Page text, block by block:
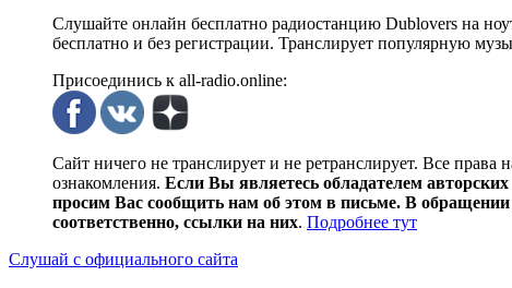
Слушайте онлайн бесплатно радиостанцию Dublovers на
бесплатно и без регистрации. Транслирует популярную
Присоединись к all-radio.online:
Сайт ничего не транслирует и не ретранслирует. Все
ознакомления. Если Вы являетесь обладателем
просим Вас сообщить нам об этом в письме. В
соответственно, ссылки на них. Подробнее тут
Слушай с официального сайта